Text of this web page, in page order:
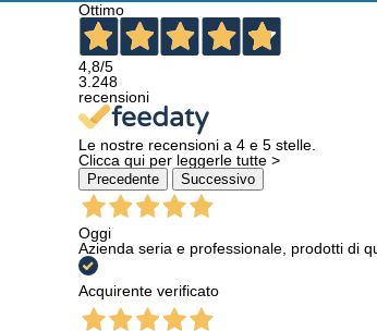
Ottimo
4,8/5
3.248
recensioni
Le nostre recensioni a 4 e 5 stelle.
Clicca qui per leggerle tutte >
Precedente Successivo
Oggi
Azienda seria e professionale, prodotti di
Acquirente verificato